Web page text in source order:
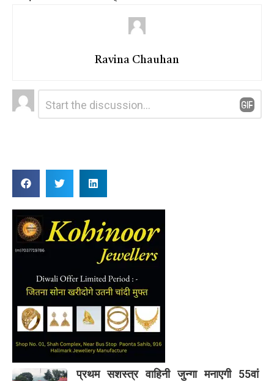
Ravina Chauhan
Leave
a
Comment
प्रथम सशस्त्र वाहिनी जुन्गा मनाएगी 55वां